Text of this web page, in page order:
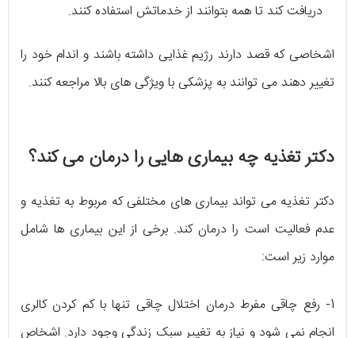
دریافت کند تا همه بتوانند از خدماتش استفاده کنند.
اشخاصی که قصد دارند رژیم غذایی داشته باشند و اندام خود را
تغییر دهند می توانند به پزشکی با ویژگی های بالا مراجعه کنند.
دکتر تغذیه چه بیماری هایی را درمان می کند؟
دکتر تغذیه می تواند بیماری های مختلفی که مربوط به تغذیه و
عدم فعالیت است را درمان کند. برخی از این بیماری ها شامل
موارد زیر است:
1- رفع چاقی مفرط درمان اختلال چاقی تنها با کم کردن کالری
انجام نمی شود و نیاز به تغییر سبک زندگی وجود دارد. اشخاص